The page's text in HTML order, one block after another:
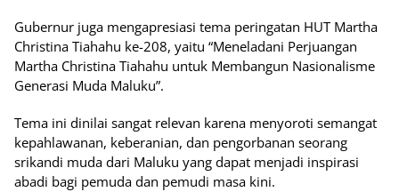
Gubernur juga mengapresiasi tema peringatan HUT Martha
Christina Tiahahu ke-208, yaitu “Meneladani Perjuangan
Martha Christina Tiahahu untuk Membangun Nasionalisme
Generasi Muda Maluku”.
Tema ini dinilai sangat relevan karena menyoroti semangat
kepahlawanan, keberanian, dan pengorbanan seorang
srikandi muda dari Maluku yang dapat menjadi inspirasi
abadi bagi pemuda dan pemudi masa kini.